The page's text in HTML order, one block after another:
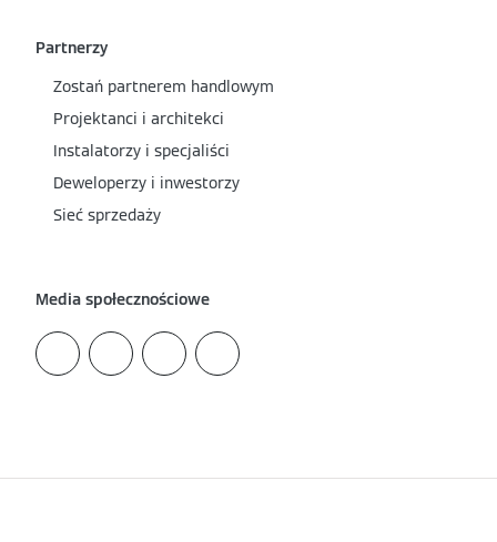
Partnerzy
Zostań partnerem handlowym
Projektanci i architekci
Instalatorzy i specjaliści
Deweloperzy i inwestorzy
Sieć sprzedaży
Media społecznościowe